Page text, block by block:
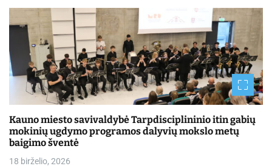
Kauno miesto savivaldybė Tarpdisciplininio itin gabių
mokinių ugdymo programos dalyvių mokslo metų
baigimo šventė
18 birželio, 2026